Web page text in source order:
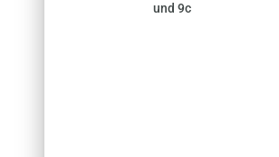
und 9c